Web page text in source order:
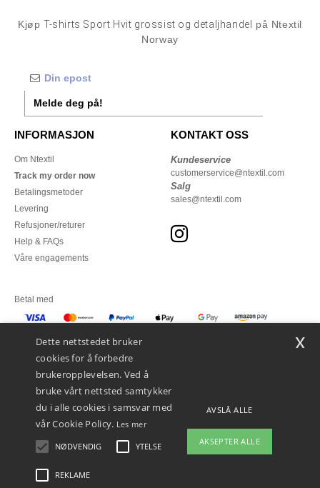
Kjøp T-shirts Sport Hvit grossist og detaljhandel
på Ntextil
Norway
Melde deg på!
INFORMASJON
Om Ntextil
Track my order now
Betalingsmetoder
Levering
Refusjoner/returer
Help & FAQs
Våre engagements
KONTAKT OSS
Kundeservice
customerservice@ntextil.com
Salg
sales@ntextil.com
Betal med
Juridiske merknader
Dette nettstedet bruker
cookies for å forbedre
brukeropplevelsen. Ved å
bruke vårt nettsted samtykker
du i alle cookies i samsvar med
vår Cookie Policy. Les mer
NØDVENDIG YTELSE
REKLAME
AVSLÅ ALLE
AKSEPTER ALLE
x